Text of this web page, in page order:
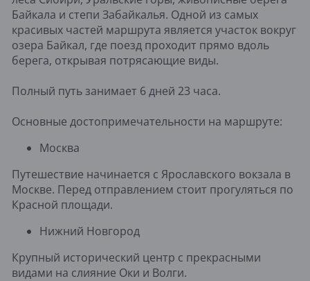
Байкала и степи Забайкалья. Одной из самых
красивых частей маршрута является участок вокруг
озера Байкал, где поезд проходит прямо вдоль
берега, открывая потрясающие виды.
Полный путь занимает 6 дней 23 часа.
Основные достопримечательности на маршруте:
Москва
Путешествие начинается с Ярославского вокзала в
Москве. Перед отправлением стоит прогуляться по
Красной площади.
Нижний Новгород
Крупный исторический центр с прекрасными
видами на слияние Оки и Волги.